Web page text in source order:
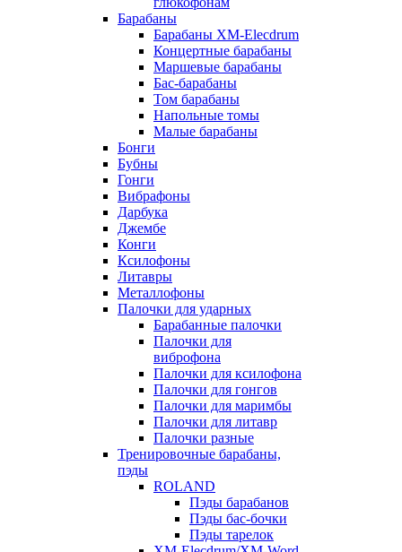
Барабаны
Барабаны XM-Elecdrum
Концертные барабаны
Маршевые барабаны
Бас-барабаны
Том барабаны
Напольные томы
Малые барабаны
Бонги
Бубны
Гонги
Вибрафоны
Дарбука
Джембе
Конги
Ксилофоны
Литавры
Металлофоны
Палочки для ударных
Барабанные палочки
Палочки для
виброфона
Палочки для ксилофона
Палочки для гонгов
Палочки для маримбы
Палочки для литавр
Палочки разные
Тренировочные барабаны,
пэды
ROLAND
Пэды барабанов
Пэды бас-бочки
Пэды тарелок